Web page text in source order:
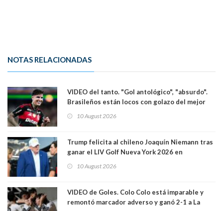
NOTAS RELACIONADAS
VIDEO del tanto. "Gol antológico", "absurdo".
Brasileños están locos con golazo del mejor
Erick Pulgar
10 August 2026
Trump felicita al chileno Joaquín Niemann tras
ganar el LIV Golf Nueva York 2026 en
10 August 2026
VIDEO de Goles. Colo Colo está imparable y
remontó marcador adverso y ganó 2-1 a La